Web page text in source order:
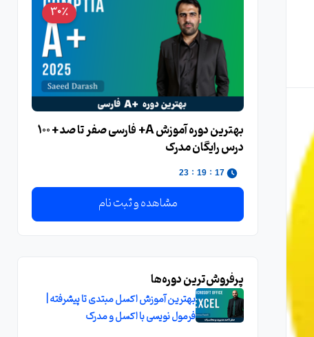
30٪
بهترین دوره آموزش A+ فارسی صفر تا صد + 100
درس رایگان مدرک
17
:
19
:
22
مشاهده و ثبت نام
پرفروش‌ترین دوره‌ها
بهترین آموزش اکسل مبتدی تا پیشرفته |
فرمول نویسی با اکسل و مدرک